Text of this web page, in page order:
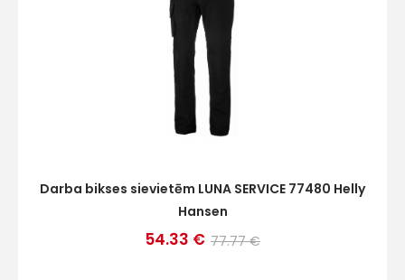
Darba bikses sievietēm LUNA SERVICE 77480 Helly
Hansen
54.33 € 77.77 €